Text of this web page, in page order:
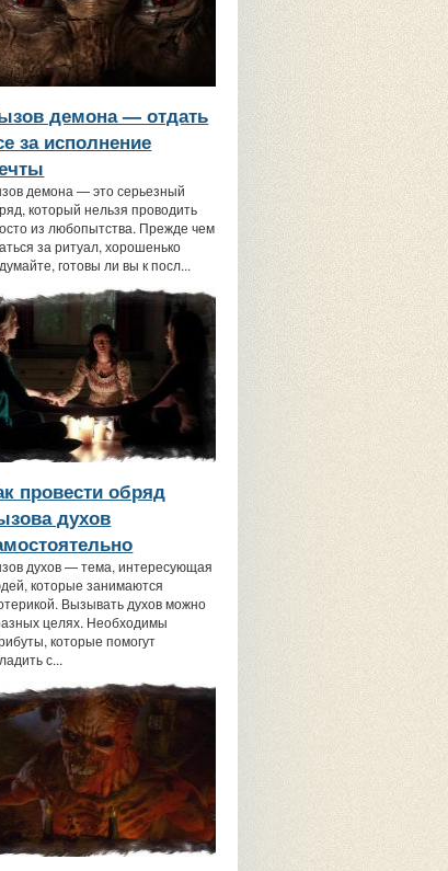
демона — отдать
за исполнение
демона — это серьезный
который нельзя проводить
из любопытства. Прежде чем
за ритуал, хорошенько
готовы ли вы к посл...
провести обряд
духов
духов — тема, интересующая
которые занимаются
Вызывать духов можно
целях. Необходимы
которые помогут
с...